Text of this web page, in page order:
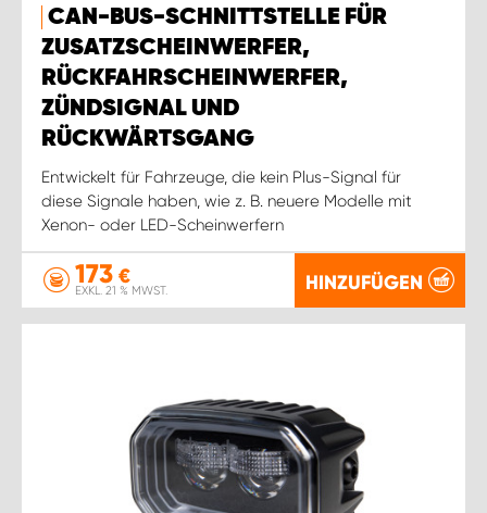
CAN-BUS-SCHNITTSTELLE FÜR
ZUSATZSCHEINWERFER,
RÜCKFAHRSCHEINWERFER,
ZÜNDSIGNAL UND
RÜCKWÄRTSGANG
Entwickelt für Fahrzeuge, die kein Plus-Signal für
diese Signale haben, wie z. B. neuere Modelle mit
Xenon- oder LED-Scheinwerfern
173 €
EXKL. 21 % MWST. HINZUFÜGEN